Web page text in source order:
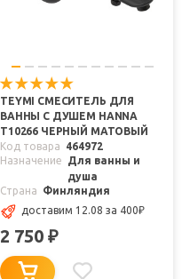
TEYMI СМЕСИТЕЛЬ ДЛЯ
ВАННЫ С ДУШЕМ HANNA
T10266 ЧЕРНЫЙ МАТОВЫЙ
Код товара
464972
Назначение
Для ванны и
душа
Страна
Финляндия
доставим 12.08 за 400₽
2 750 ₽